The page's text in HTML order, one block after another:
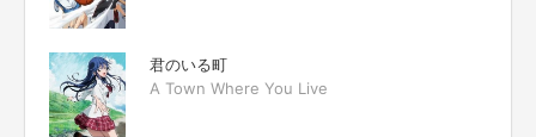
君のいる町
A Town Where You Live